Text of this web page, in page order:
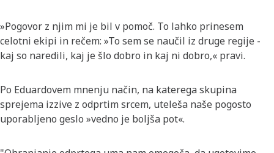
»Pogovor z njim mi je bil v pomoč. To lahko prinesem
celotni ekipi in rečem: »To sem se naučil iz druge regije -
kaj so naredili, kaj je šlo dobro in kaj ni dobro,« pravi.
Po Eduardovem mnenju način, na katerega skupina
sprejema izzive z odprtim srcem, uteleša naše pogosto
uporabljeno geslo »vedno je boljša pot«.